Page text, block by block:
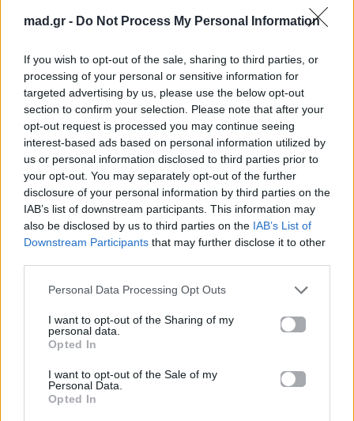
mad.gr - Do Not Process My Personal Information
If you wish to opt-out of the sale, sharing to third parties, or
processing of your personal or sensitive information for
targeted advertising by us, please use the below opt-out
section to confirm your selection. Please note that after your
opt-out request is processed you may continue seeing
interest-based ads based on personal information utilized by
us or personal information disclosed to third parties prior to
your opt-out. You may separately opt-out of the further
disclosure of your personal information by third parties on the
IAB’s list of downstream participants. This information may
also be disclosed by us to third parties on the IAB’s List of
Downstream Participants that may further disclose it to other
Personal Data Processing Opt Outs
I want to opt-out of the Sharing of my
personal data.
Opted In
I want to opt-out of the Sale of my
Personal Data.
Opted In
με νέα ταινία μετά από 8 χρόνια μαζί με τον γιο
Για σχόλια, μηνύματα ή φωτογραφικό υλικό
σχετικά με τοMad.gr, επισκεφτείτε μας
στοFacebook , επικοινωνήστε μέσωTwitter
ακολουθήστε μας στο Instagram.
Για σχόλια, μηνύματα ή φωτογραφικό υλικό
σχετικά με τοMad.gr, επισκεφτείτε μας στο
Facebook, επικοινωνήστε μέσωTwitterή
ακολουθήστε μας στοInstagram.
Ακολουθήστε το